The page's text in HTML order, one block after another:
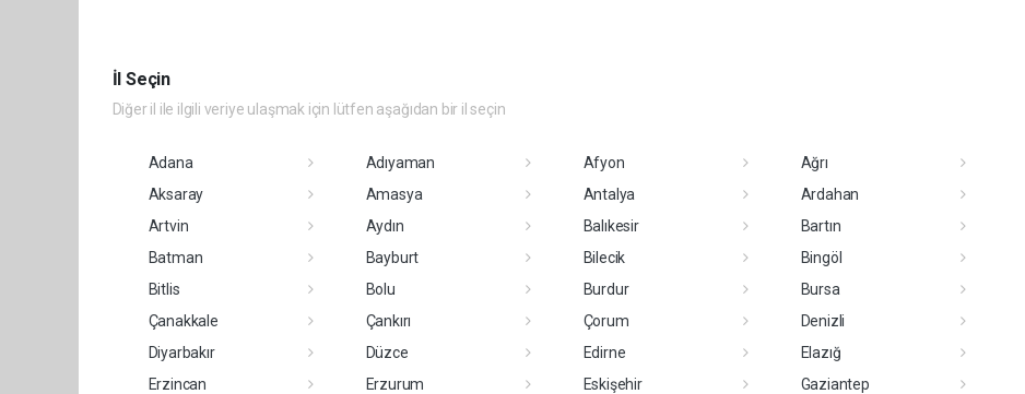
İl Seçin
Diğer il ile ilgili veriye ulaşmak için lütfen aşağıdan bir il seçin
Adana Adıyaman Afyon
Ağrı
Aksaray
Amasya Antalya
Ardahan
Artvin
Aydın Balıkesir
Bartın
Batman
Bayburt Bilecik
Bingöl
Bitlis
Bolu Burdur
Bursa
Çanakkale
Çankırı Çorum
Denizli
Diyarbakır
Düzce Edirne
Elazığ
Erzincan
Erzurum Eskişehir
Gaziantep